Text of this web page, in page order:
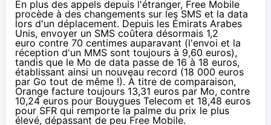
En plus des appels depuis l'étranger, Free Mobile
procède à des changements sur les SMS et la data
lors d'un déplacement. Depuis les Émirats Arabes
Unis, envoyer un SMS coûtera désormais 1,2
euro contre 70 centimes auparavant (l'envoi et la
réception d'un MMS sont toujours à 9,60 euros),
tandis que le Mo de data passe de 16 à 18 euros,
établissant ainsi un nouveau record (18 000 euros
par Go tout de même !). À titre de comparaison,
Orange facture toujours 13,31 euros par Mo, contre
10,24 euros pour Bouygues Telecomet 18,48 euros
pour SFR qui remporte la palme du prix le plus
élevé, dépassant de peu Free Mobile.